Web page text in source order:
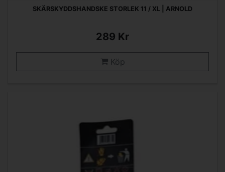
SKÄRSKYDDSHANDSKE STORLEK 11 / XL | ARNOLD
289 Kr
Köp